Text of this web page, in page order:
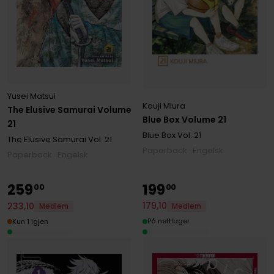
The Elusive Samurai Volume
21
Yusei Matsui
The Elusive Samurai Vol. 21
Blue Box Volume 21
Kouji Miura
Blue BoxVol. 21
25900
233,10
Medlem
Kun 1 igjen
19900
179,10
Medlem
På nettlager